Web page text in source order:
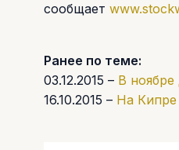
сообщает
Ранее по теме:
03.12.2015 – В
16.10.2015 – На Кипре